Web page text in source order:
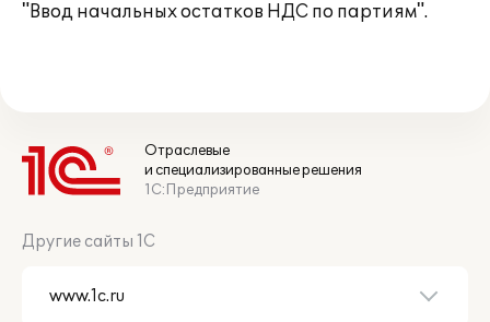
"Ввод начальных остатков НДС по партиям".
Отраслевые
и специализированные решения
1С:Предприятие
Другие сайты 1С